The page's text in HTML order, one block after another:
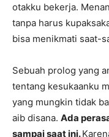
otakku bekerja.
tanpa harus
bisa menikmati saat-
Sebuah prolog yang
tentang kesukaanku
yang mungkin tidak
aib disana. Ada
sampai saat ini.